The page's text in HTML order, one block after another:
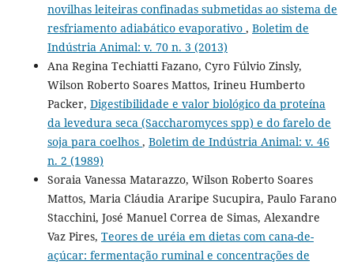
novilhas leiteiras confinadas submetidas ao sistema de
resfriamento adiabático evaporativo , Boletim de
Indústria Animal: v. 70 n. 3 (2013)
Ana Regina Techiatti Fazano, Cyro Fúlvio Zinsly,
Wilson Roberto Soares Mattos, Irineu Humberto
Packer, Digestibilidade e valor biológico da proteína
da levedura seca (Saccharomyces spp) e do farelo de
soja para coelhos , Boletim de Indústria Animal: v. 46
n. 2 (1989)
Soraia Vanessa Matarazzo, Wilson Roberto Soares
Mattos, Maria Cláudia Araripe Sucupira, Paulo Farano
Stacchini, José Manuel Correa de Simas, Alexandre
Vaz Pires, Teores de uréia em dietas com cana-de-
açúcar: fermentação ruminal e concentrações de